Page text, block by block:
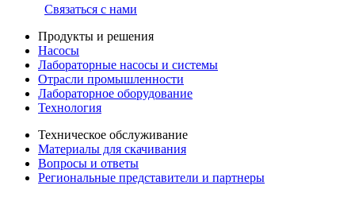
Связаться с нами
Продукты и решения
Насосы
Лабораторные насосы и системы
Отрасли промышленности
Лабораторное оборудование
Технология
Техническое обслуживание
Материалы для скачивания
Вопросы и ответы
Региональные представители и партнеры